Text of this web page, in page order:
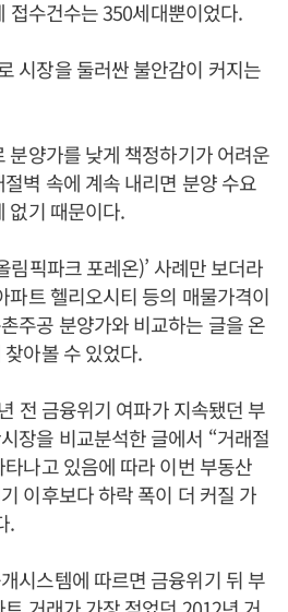
접수건수는 350세대뿐이었다.
시장을 둘러싼 불안감이 커지는
분양가를 낮게 책정하기가 어려운
벽 속에 계속 내리면 분양 수요
없기 때문이다.
림픽파크 포레온)’ 사례만 보더라
파트 헬리오시티 등의 매물가격이
주공 분양가와 비교하는 글을 온
아볼 수 있었다.
전 금융위기 여파가 지속됐던 부
장을 비교분석한 글에서 “거래절
나고 있음에 따라 이번 부동산
이후보다 하락 폭이 더 커질 가
.
시스템에 따르면 금융위기 뒤 부